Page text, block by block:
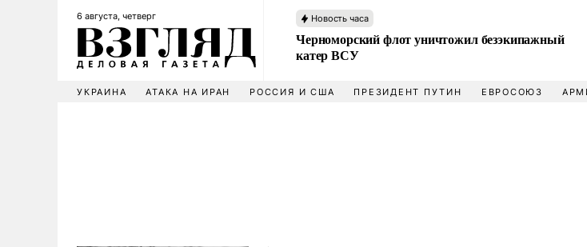
6 августа, четверг Новость часа
Черноморский флот уничтожил безэкипажный
катер ВСУ
УКРАИНА АТАКА НА ИРАН РОССИЯ И США ПРЕЗИДЕНТ ПУТИН ЕВРОСОЮЗ